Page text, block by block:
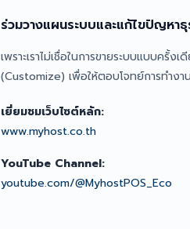
ร่วมวางแผนระบบและแก้ไขปัญห
เพราะเราไม่เชื่อในการขายระบบแบบค
(Customize) เพื่อให้ตอบโจทย์การทำง
เยี่ยมชมเว็บไซต์หลัก:
www.myhost.co.th
YouTube Channel:
youtube.com/@MyhostPOS_Eco